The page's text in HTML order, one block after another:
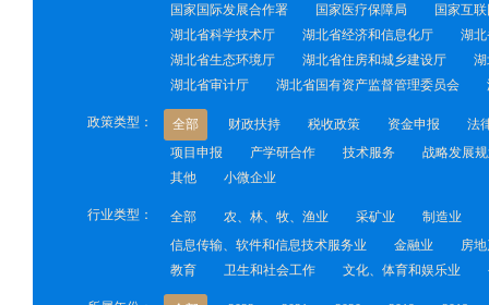
国家国际发展合作署
国家医疗保障局
国家互
湖北省科学技术厅
湖北省经济和信息化厅
湖
湖北省生态环境厅
湖北省住房和城乡建设厅
湖北省审计厅
湖北省国有资产监督管理委员会
政策类型： 全部 财政扶持 税收政策 资金申报
法
项目申报
产学研合作 技术服务
战略发展
其他
小微企业
行业类型： 全部 农、林、牧、渔业 采矿业
制造业
信息传输、软件和信息技术服务业
金融业
房
教育
卫生和社会工作 文化、体育和娱乐业